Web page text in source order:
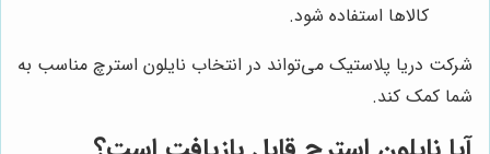
کالاها استفاده شود.
شرکت دریا پلاستیک می‌تواند در انتخاب نایلون استرچ مناسب به
شما کمک کند.